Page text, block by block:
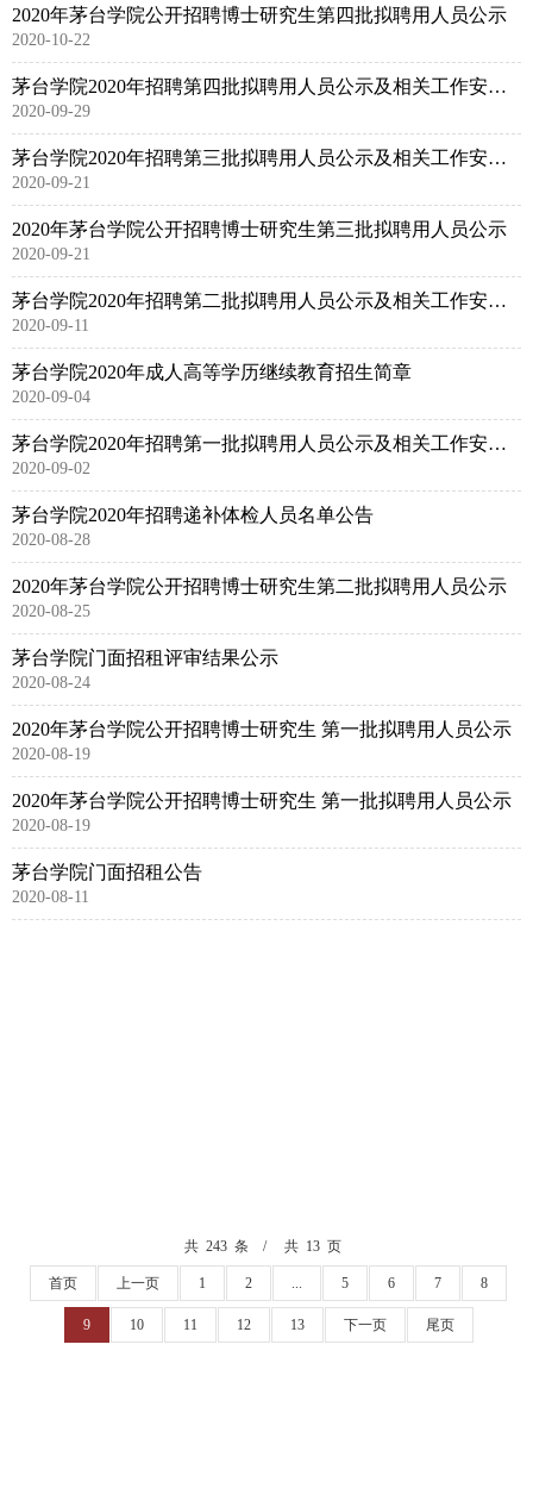
2020年茅台学院公开招聘博士研究生第四批拟聘用人员公示
2020-10-22
茅台学院2020年招聘第四批拟聘用人员公示及相关工作安排公告
2020-09-29
茅台学院2020年招聘第三批拟聘用人员公示及相关工作安排公告
2020-09-21
2020年茅台学院公开招聘博士研究生第三批拟聘用人员公示
2020-09-21
茅台学院2020年招聘第二批拟聘用人员公示及相关工作安排公告
2020-09-11
茅台学院2020年成人高等学历继续教育招生简章
2020-09-04
茅台学院2020年招聘第一批拟聘用人员公示及相关工作安排公告
2020-09-02
茅台学院2020年招聘递补体检人员名单公告
2020-08-28
2020年茅台学院公开招聘博士研究生第二批拟聘用人员公示
2020-08-25
茅台学院门面招租评审结果公示
2020-08-24
2020年茅台学院公开招聘博士研究生 第一批拟聘用人员公示
2020-08-19
2020年茅台学院公开招聘博士研究生 第一批拟聘用人员公示
2020-08-19
茅台学院门面招租公告
2020-08-11
共 243 条
首页 上一页 1 2 ... 5 6 7 8
9 10 11 12 13 下一页 尾页
共 13 页